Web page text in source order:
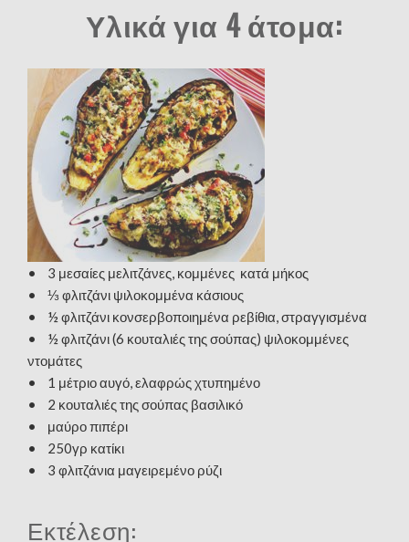
Υλικά για 4 άτομα:
• 3 μεσαίες μελιτζάνες, κομμένες κατά μήκος
• ⅓ φλιτζάνι ψιλοκομμένα κάσιους
• ½ φλιτζάνι κονσερβοποιημένα ρεβίθια, στραγγισμένα
• ½ φλιτζάνι (6 κουταλιές της σούπας) ψιλοκομμένες
ντομάτες
• 1 μέτριο αυγό, ελαφρώς χτυπημένο
• 2 κουταλιές της σούπας βασιλικό
• μαύρο πιπέρι
• 250γρ κατίκι
• 3 φλιτζάνια μαγειρεμένο ρύζι
Εκτέλεση: